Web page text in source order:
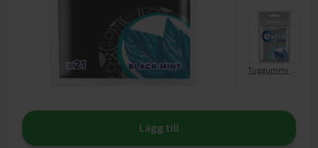
Tuggummi White Sweet Mint
Lägg till